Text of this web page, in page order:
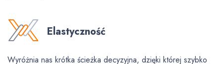
Elastyczność
Wyróżnia nas krótka ścieżka decyzyjna, dzięki której szybko